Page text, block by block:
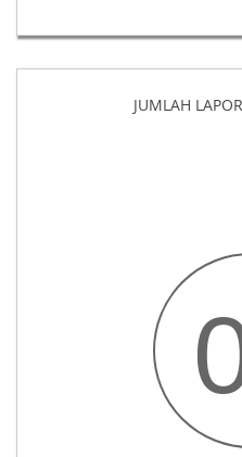
JUMLAH